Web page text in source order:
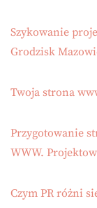
Szykowanie
Grodzisk
Twoja strona
Przygotowanie
WWW.
Czym PR różni